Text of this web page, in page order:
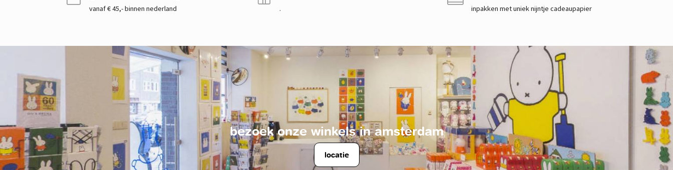
vanaf € 45,- binnen nederland . inpakken met uniek nijntje cadeaupapier
bezoek onze winkels in amsterdam
locatie